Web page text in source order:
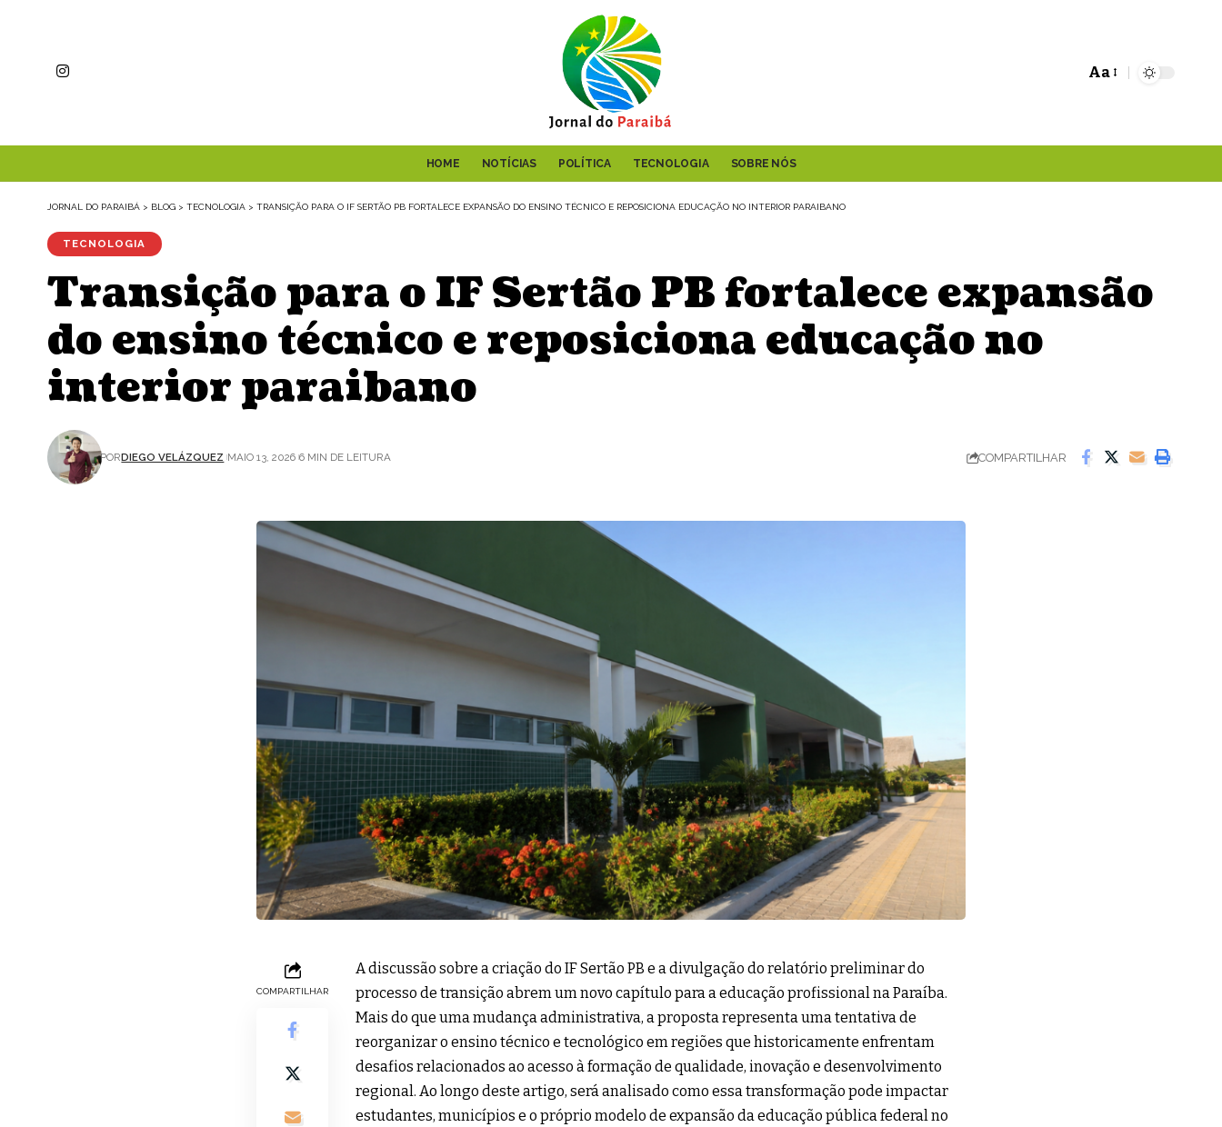
Aa
HOME NOTÍCIAS POLÍTICA TECNOLOGIA SOBRE NÓS
JORNAL DO PARAIBÁ > BLOG > TECNOLOGIA > TRANSIÇÃO PARA O IF SERTÃO PB FORTALECE EXPANSÃO DO ENSINO TÉCNICO E REPOSICIONA EDUCAÇÃO NO INTERIOR PARAIBANO
TECNOLOGIA
Transição para o IF Sertão PB fortalece expansão
do ensino técnico e reposiciona educação no
interior paraibano
PORDIEGO VELÁZQUEZ MAIO 13, 2026 6 MIN DE LEITURA COMPARTILHAR
COMPARTILHAR
A discussão sobre a criação do IF Sertão PB e a divulgação do relatório preliminar do
processo de transição abrem um novo capítulo para a educação profissional na Paraíba.
Mais do que uma mudança administrativa, a proposta representa uma tentativa de
reorganizar o ensino técnico e tecnológico em regiões que historicamente enfrentam
desafios relacionados ao acesso à formação de qualidade, inovação e desenvolvimento
regional. Ao longo deste artigo, será analisado como essa transformação pode impactar
estudantes, municípios e o próprio modelo de expansão da educação pública federal no